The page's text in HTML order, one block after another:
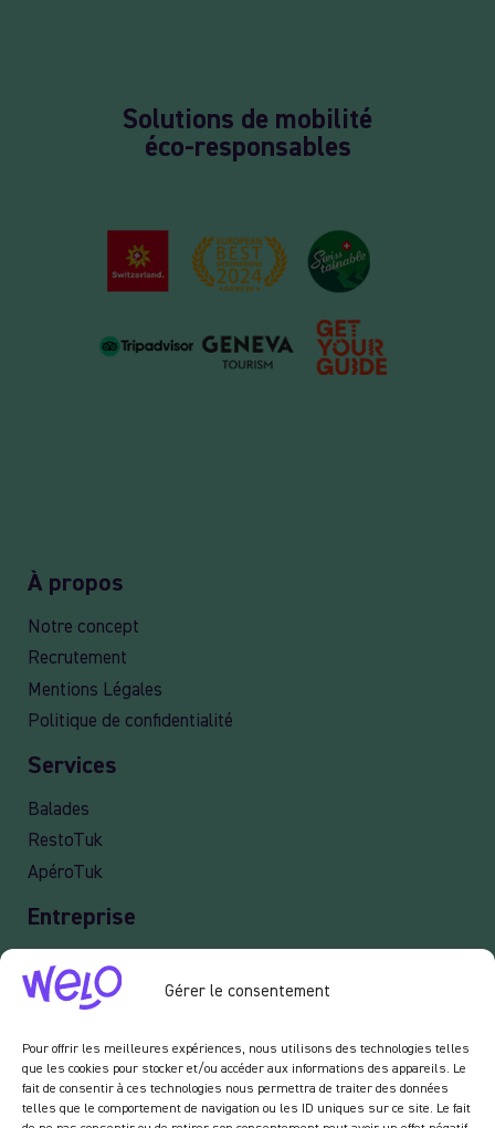
Gérer le consentement
Pour offrir les meilleures expériences, nous utilisons des technologies telles
que les cookies pour stocker et/ou accéder aux informations des appareils. Le
fait de consentir à ces technologies nous permettra de traiter des données
telles que le comportement de navigation ou les ID uniques sur ce site. Le fait
Solutions de mobilité
éco-responsables
À propos
Notre concept
Recrutement
Mentions Légales
Politique de confidentialité
Services
Balades
RestoTuk
ApéroTuk
Entreprise
Events
Services entreprises
Newsletter :